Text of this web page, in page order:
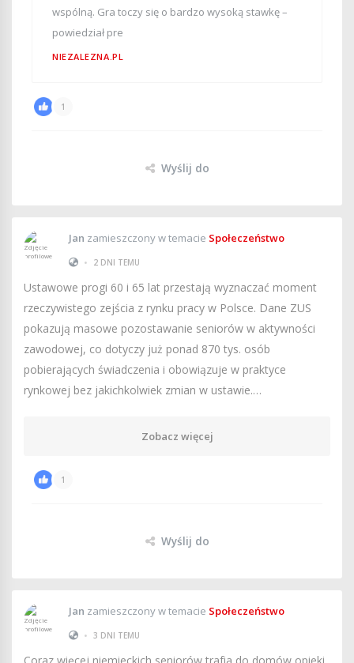
wspólną. Gra toczy się o bardzo wysoką stawkę –
powiedział pre
NIEZALEZNA.PL
1
Wyślij do
Jan zamieszczony w temacie Społeczeństwo
•
2 DNI TEMU
Ustawowe progi 60 i 65 lat przestają wyznaczać moment
rzeczywistego zejścia z rynku pracy w Polsce. Dane ZUS
pokazują masowe pozostawanie seniorów w aktywności
zawodowej, co dotyczy już ponad 870 tys. osób
pobierających świadczenia i obowiązuje w praktyce
rynkowej bez jakichkolwiek zmian w ustawie.…
Zobacz więcej
1
Wyślij do
Jan zamieszczony w temacie Społeczeństwo
• 3 DNI TEMU